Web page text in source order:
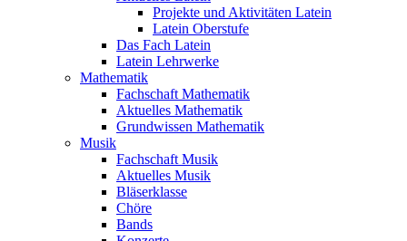
Projekte und Aktivitäten Latein
Latein Oberstufe
Das Fach Latein
Latein Lehrwerke
Mathematik
Fachschaft Mathematik
Aktuelles Mathematik
Grundwissen Mathematik
Musik
Fachschaft Musik
Aktuelles Musik
Bläserklasse
Chöre
Bands